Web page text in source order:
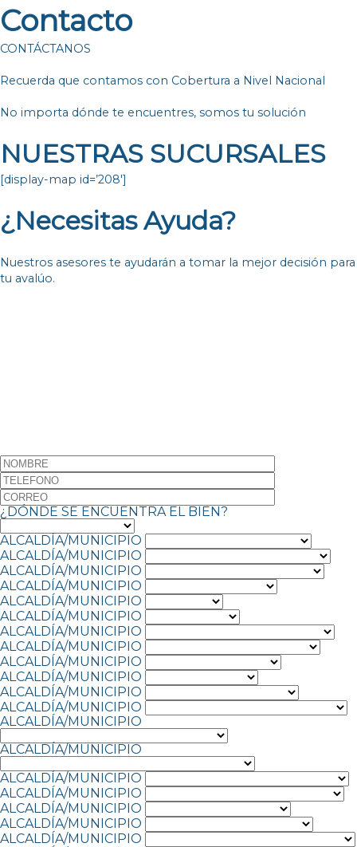
Contacto
CONTÁCTANOS
Recuerda que contamos con Cobertura a Nivel Nacional
No importa dónde te encuentres, somos tu solución
NUESTRAS SUCURSALES
[display-map id=’208′]
¿Necesitas Ayuda?
Nuestros asesores te ayudarán a tomar la mejor decisión para
tu avalúo.
¿DÓNDE SE ENCUENTRA EL BIEN?
ALCALDÍA/MUNICIPIO
ALCALDÍA/MUNICIPIO
ALCALDÍA/MUNICIPIO
ALCALDÍA/MUNICIPIO
ALCALDÍA/MUNICIPIO
ALCALDÍA/MUNICIPIO
ALCALDÍA/MUNICIPIO
ALCALDÍA/MUNICIPIO
ALCALDÍA/MUNICIPIO
ALCALDÍA/MUNICIPIO
ALCALDÍA/MUNICIPIO
ALCALDÍA/MUNICIPIO
ALCALDÍA/MUNICIPIO
ALCALDÍA/MUNICIPIO
ALCALDÍA/MUNICIPIO
ALCALDÍA/MUNICIPIO
ALCALDÍA/MUNICIPIO
ALCALDÍA/MUNICIPIO
ALCALDÍA/MUNICIPIO